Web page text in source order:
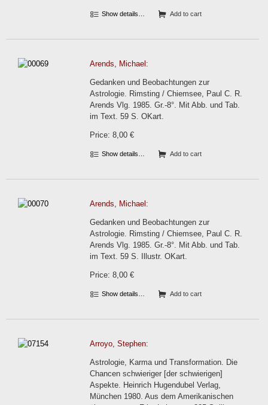
Show details… Add to cart
Arends, Michael:
Gedanken und Beobachtungen zur
Astrologie. Rimsting / Chiemsee, Paul C. R.
Arends Vlg. 1985. Gr.-8°. Mit Abb. und Tab.
im Text. 59 S. OKart.
Price: 8,00 €
Show details… Add to cart
Arends, Michael:
Gedanken und Beobachtungen zur
Astrologie. Rimsting / Chiemsee, Paul C. R.
Arends Vlg. 1985. Gr.-8°. Mit Abb. und Tab.
im Text. 59 S. Illustr. OKart.
Price: 8,00 €
Show details… Add to cart
Arroyo, Stephen:
Astrologie, Karma und Transformation. Die
Chancen schwieriger [der schwierigen]
Aspekte. Heinrich Hugendubel Verlag,
München 1980. Aus dem Amerikanischen